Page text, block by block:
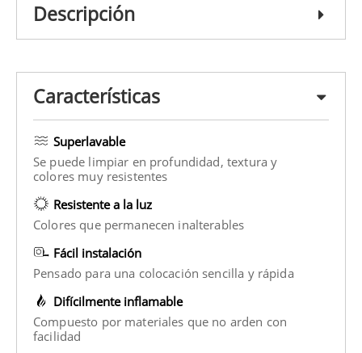
Descripción
Características
Superlavable
Se puede limpiar en profundidad, textura y
colores muy resistentes
Resistente a la luz
Colores que permanecen inalterables
Fácil instalación
Pensado para una colocación sencilla y rápida
Difícilmente inflamable
Compuesto por materiales que no arden con
facilidad